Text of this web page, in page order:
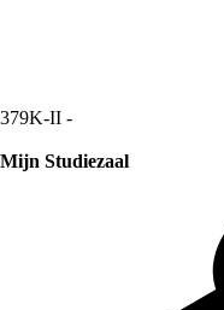
379K-II -
Mijn Studiezaal